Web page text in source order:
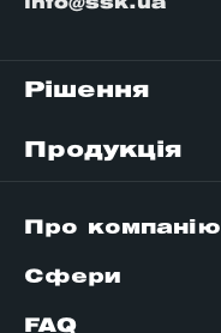
info@ssk.ua
Рішення
Продукція
Про компанію
Сфери
FAQ